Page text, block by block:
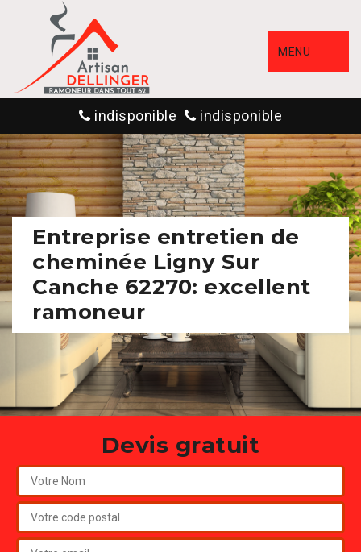
MENU
indisponible indisponible
Entreprise entretien de
cheminée Ligny Sur
Canche 62270: excellent
ramoneur
Devis gratuit